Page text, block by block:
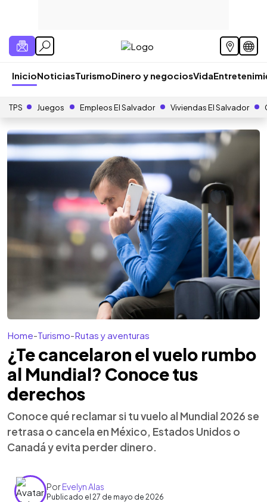
InicioNoticiasTurismoDinero y negociosVida
TPS Juegos Empleos El Salvador Viviendas El Salvador
Home-Turismo-Rutas y aventuras
¿Te cancelaron el vuelo rumbo
al Mundial? Conoce tus
derechos
Conoce qué reclamar si tu vuelo al Mundial 2026 se
retrasa o cancela en México, Estados Unidos o
Canadá y evita perder dinero.
PorEvelyn Alas
Publicado el 27 de mayo de 2026